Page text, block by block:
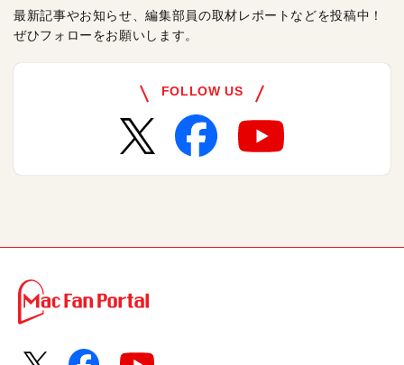
最新記事やお知らせ、編集部員の取材レポートなどを投稿中！
ぜひフォローをお願いします。
FOLLOW US